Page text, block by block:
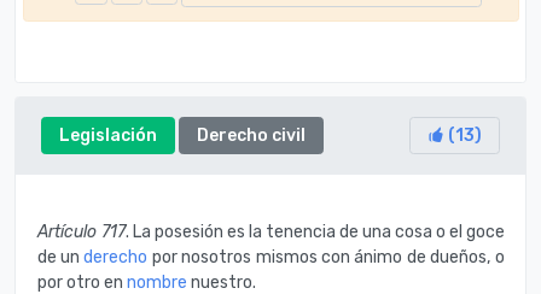
Legislación Derecho civil (13)
Artículo 717. La posesión es la tenencia de una cosa o el goce
de underecho por nosotros mismos con ánimo de dueños, o
por otro en nombre nuestro.